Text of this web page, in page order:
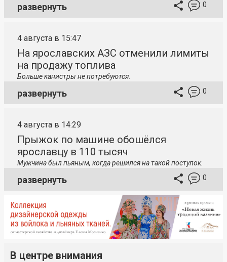
развернуть 0
4 августа в 15:47
На ярославских АЗС отменили лимиты
на продажу топлива
Больше канистры не потребуются.
развернуть 0
4 августа в 14:29
Прыжок по машине обошёлся
ярославцу в 110 тысяч
Мужчина был пьяным, когда решился на такой поступок.
развернуть 0
В центре внимания